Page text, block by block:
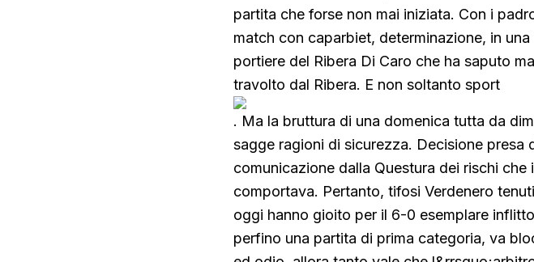
partita che forse non mai iniziata. Con i
match con caparbiet, determinazione, in
portiere del Ribera Di Caro che ha saputo
travolto dal Ribera. E non soltanto sport
. Ma la bruttura di una domenica tutta da
sagge ragioni di sicurezza. Decisione
comunicazione dalla Questura dei rischi
comportava. Pertanto, tifosi Verdenero
oggi hanno gioito per il 6-0 esemplare
perfino una partita di prima categoria, va